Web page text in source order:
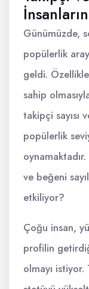
Günümüzde,
popülerlik
geldi.
sahip
takipçi sayısı
popülerlik
ve beğeni
etkiliyor?
Çoğu insan,
profilin
olmayı istiyor.